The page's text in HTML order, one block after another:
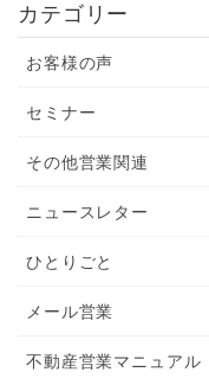
カテゴリー
お客様の声
セミナー
その他営業関連
ニュースレター
ひとりごと
メール営業
不動産営業マニュアル